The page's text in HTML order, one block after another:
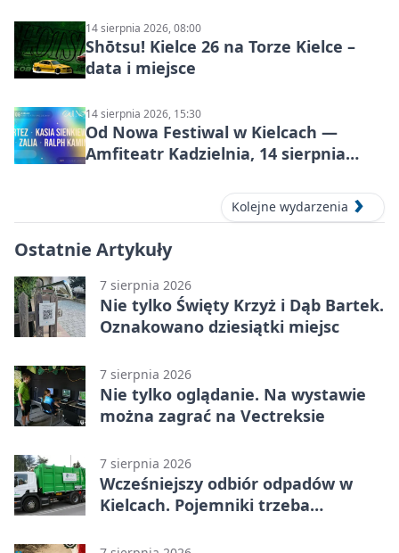
14 sierpnia 2026, 08:00
Shōtsu! Kielce 26 na Torze Kielce –
data i miejsce
14 sierpnia 2026, 15:30
Od Nowa Festiwal w Kielcach —
Amfiteatr Kadzielnia, 14 sierpnia
Kolejne wydarzenia
Ostatnie Artykuły
7 sierpnia 2026
Nie tylko Święty Krzyż i Dąb Bartek.
Oznakowano dziesiątki miejsc
7 sierpnia 2026
Nie tylko oglądanie. Na wystawie
można zagrać na Vectreksie
7 sierpnia 2026
Wcześniejszy odbiór odpadów w
Kielcach. Pojemniki trzeba